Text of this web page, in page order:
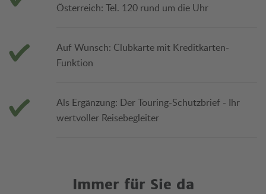
Österreich: Tel. 120 rund um die Uhr
Auf Wunsch: Clubkarte mit Kreditkarten-
Funktion
Als Ergänzung: Der Touring-Schutzbrief - Ihr
wertvoller Reisebegleiter
Immer für Sie da